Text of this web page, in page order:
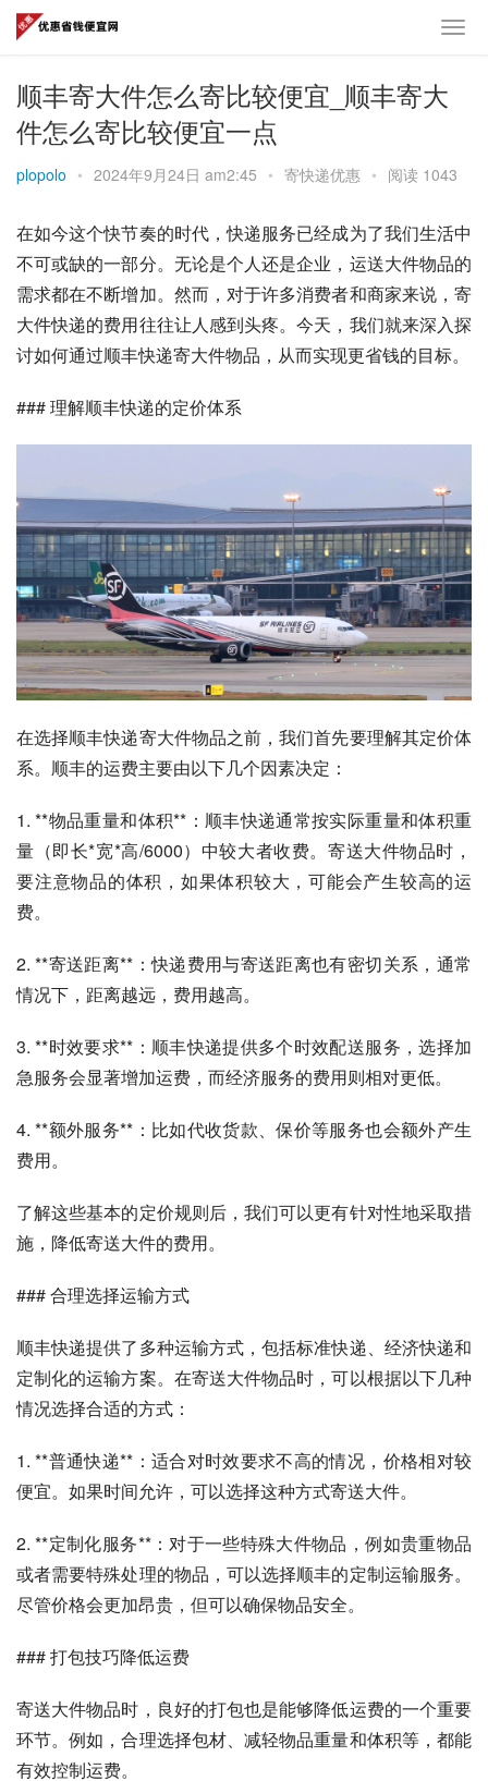
顺丰寄大件怎么寄比较便宜_顺丰寄大
件怎么寄比较便宜一点
plopolo • 2024年9月24日 am2:45 • 寄快递优惠 • 阅读 1043
在如今这个快节奏的时代，快递服务已经成为了我们生活中
不可或缺的一部分。无论是个人还是企业，运送大件物品的
需求都在不断增加。然而，对于许多消费者和商家来说，寄
大件快递的费用往往让人感到头疼。今天，我们就来深入探
讨如何通过顺丰快递寄大件物品，从而实现更省钱的目标。
### 理解顺丰快递的定价体系
在选择顺丰快递寄大件物品之前，我们首先要理解其定价体
系。顺丰的运费主要由以下几个因素决定：
1. **物品重量和体积**：顺丰快递通常按实际重量和体积重
量（即长*宽*高/6000）中较大者收费。寄送大件物品时，
要注意物品的体积，如果体积较大，可能会产生较高的运
费。
2. **寄送距离**：快递费用与寄送距离也有密切关系，通常
情况下，距离越远，费用越高。
3. **时效要求**：顺丰快递提供多个时效配送服务，选择加
急服务会显著增加运费，而经济服务的费用则相对更低。
4. **额外服务**：比如代收货款、保价等服务也会额外产生
费用。
了解这些基本的定价规则后，我们可以更有针对性地采取措
施，降低寄送大件的费用。
### 合理选择运输方式
顺丰快递提供了多种运输方式，包括标准快递、经济快递和
定制化的运输方案。在寄送大件物品时，可以根据以下几种
情况选择合适的方式：
1. **普通快递**：适合对时效要求不高的情况，价格相对较
便宜。如果时间允许，可以选择这种方式寄送大件。
2. **定制化服务**：对于一些特殊大件物品，例如贵重物品
或者需要特殊处理的物品，可以选择顺丰的定制运输服务。
尽管价格会更加昂贵，但可以确保物品安全。
### 打包技巧降低运费
寄送大件物品时，良好的打包也是能够降低运费的一个重要
环节。例如，合理选择包材、减轻物品重量和体积等，都能
有效控制运费。